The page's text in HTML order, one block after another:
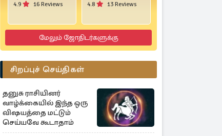
4.9 16 Reviews 4.8 13 Reviews
மேலும் ஜோதிடர்களுக்கு
சிறப்புச் செய்திகள்
தனுசு ராசியினர்
வாழ்க்கையில் இந்த ஒரு
விஷயத்தை மட்டும்
செய்யவே கூடாதாம்